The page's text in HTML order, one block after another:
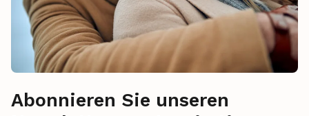
Abonnieren Sie unseren